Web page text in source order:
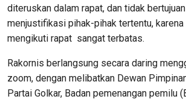
diteruskan dalam rapat, dan tidak
menjustifikasi pihak-pihak tertentu,
mengikuti rapat sangat terbatas.
Rakornis berlangsung secara daring
zoom, dengan melibatkan Dewan
Partai Golkar, Badan pemenangan pemilu